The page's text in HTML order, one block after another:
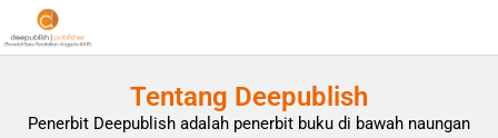
Tentang Deepublish
Penerbit Deepublish adalah penerbit buku di bawah naungan